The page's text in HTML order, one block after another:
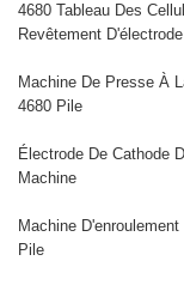
4680 Tableau Des
Revêtement D'électrode
Machine De Presse À
4680 Pile
Électrode De Cathode
Machine
Machine
Pile